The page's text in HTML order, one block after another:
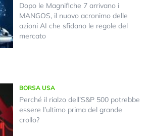
Dopo le Magnifiche 7 arrivano i
MANGOS, il nuovo acronimo delle
azioni AI che sfidano le regole del
mercato
BORSA USA
Perché il rialzo dell’S&P 500 potrebbe
essere l’ultimo prima del grande
crollo?